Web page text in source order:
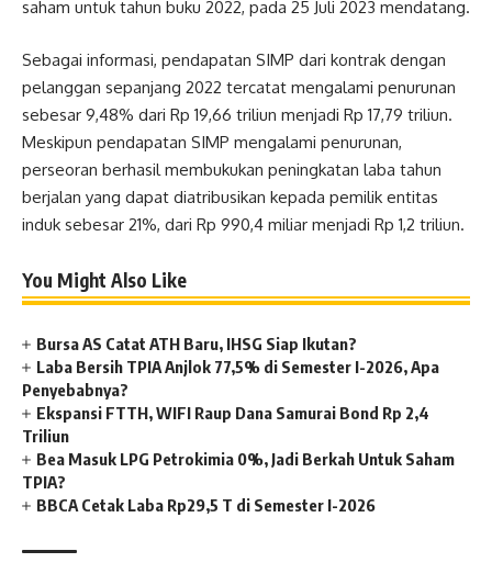
saham untuk tahun buku 2022, pada 25 Juli 2023 mendatang.
Sebagai informasi, pendapatan SIMP dari kontrak dengan
pelanggan sepanjang 2022 tercatat mengalami penurunan
sebesar 9,48% dari Rp 19,66 triliun menjadi Rp 17,79 triliun.
Meskipun pendapatan SIMP mengalami penurunan,
perseoran berhasil membukukan peningkatan laba tahun
berjalan yang dapat diatribusikan kepada pemilik entitas
induk sebesar 21%, dari Rp 990,4 miliar menjadi Rp 1,2 triliun.
You Might Also Like
Bursa AS Catat ATH Baru, IHSG Siap Ikutan?
Laba Bersih TPIA Anjlok 77,5% di Semester I-2026, Apa
Penyebabnya?
Ekspansi FTTH, WIFI Raup Dana Samurai Bond Rp 2,4
Triliun
Bea Masuk LPG Petrokimia 0%, Jadi Berkah Untuk Saham
TPIA?
BBCA Cetak Laba Rp29,5 T di Semester I-2026